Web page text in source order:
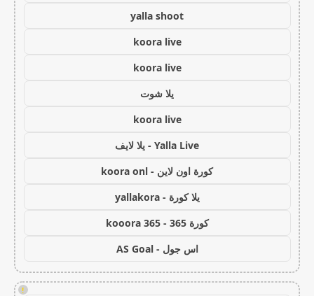
yalla shoot
koora live
koora live
يلا شوت
koora live
Yalla Live - يلا لايف
كورة اون لاين - koora onl
يلا كورة - yallakora
كورة 365 - kooora 365
اس جول - AS Goal
!